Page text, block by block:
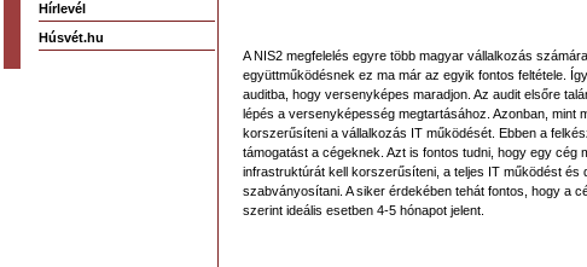
Hírlevél
Húsvét.hu
A NIS2 megfelelés egyre több magyar vállalkozás
együttműködésnek ez ma már az egyik fontos feltétele.
auditba, hogy versenyképes maradjon. Az audit elsőre
lépés a versenyképesség megtartásához. Azonban, mint
korszerűsíteni a vállalkozás IT működését. Ebben a
támogatást a cégeknek. Azt is fontos tudni, hogy egy
infrastruktúrát kell korszerűsíteni, a teljes IT működést és
szabványosítani. A siker érdekében tehát fontos, hogy a
szerint ideális esetben 4-5 hónapot jelent.